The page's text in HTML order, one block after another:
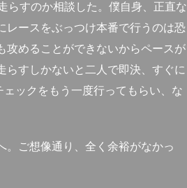
らすのか相談した。僕自身、正直な
レースをぶっつけ本番で行うのは恐
攻めることができないからペースが
らすしかないと二人で即決、すぐに
ックをもう一度行ってもらい、な
。ご想像通り、全く余裕がなかっ